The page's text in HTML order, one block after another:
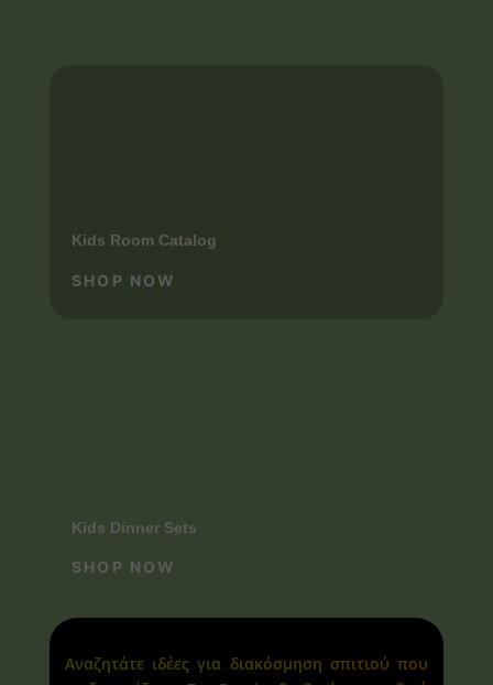
Kids Room Catalog
SHOP NOW
Kids Dinner Sets
SHOP NOW
Αναζητάτε ιδέες για διακόσμηση σπιτιού που